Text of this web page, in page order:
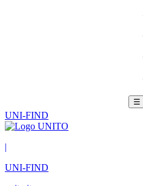
☰
UNI-FIND
|
UNI-FIND